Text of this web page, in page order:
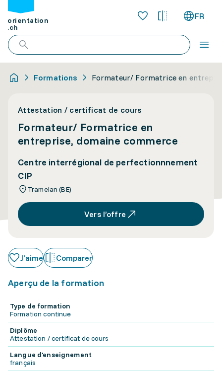
orientation
.ch
FR
Formations Formateur/ Formatrice en
Attestation / certificat de cours
Formateur/ Formatrice en
entreprise, domaine commerce
Centre interrégional de perfectionnnement
CIP
Tramelan (BE)
Vers l’offre
J'aime Comparer
Aperçu de la formation
Type de formation
Formation continue
Diplôme
Attestation / certificat de cours
Langue d'enseignement
français